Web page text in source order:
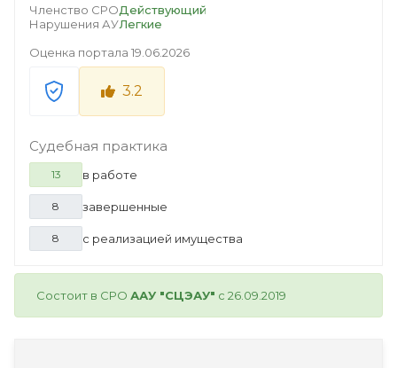
Членство СРОДействующий
Нарушения АУЛегкие
Оценка портала 19.06.2026
3.2
Судебная практика
13 в работе
8 завершенные
8 с реализацией имущества
Состоит в СРО ААУ "СЦЭАУ" с 26.09.2019